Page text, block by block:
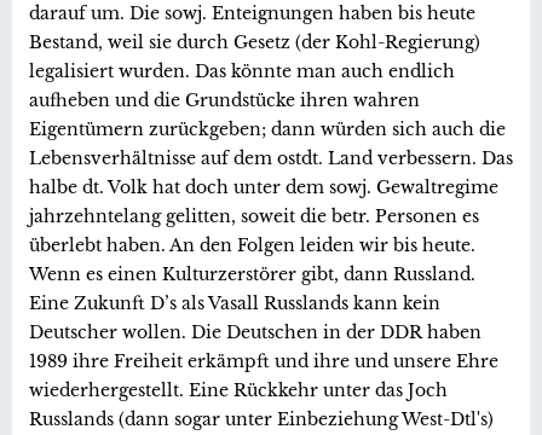
darauf um. Die sowj. Enteignungen haben bis heute
Bestand, weil sie durch Gesetz (der Kohl-Regierung)
legalisiert wurden. Das könnte man auch endlich
aufheben und die Grundstücke ihren wahren
Eigentümern zurückgeben; dann würden sich auch die
Lebensverhältnisse auf dem ostdt. Land verbessern. Das
halbe dt. Volk hat doch unter dem sowj. Gewaltregime
jahrzehntelang gelitten, soweit die betr. Personen es
überlebt haben. An den Folgen leiden wir bis heute.
Wenn es einen Kulturzerstörer gibt, dann Russland.
Eine Zukunft D’s als Vasall Russlands kann kein
Deutscher wollen. Die Deutschen in der DDR haben
1989 ihre Freiheit erkämpft und ihre und unsere Ehre
wiederhergestellt. Eine Rückkehr unter das Joch
Russlands (dann sogar unter Einbeziehung West-Dtl's)